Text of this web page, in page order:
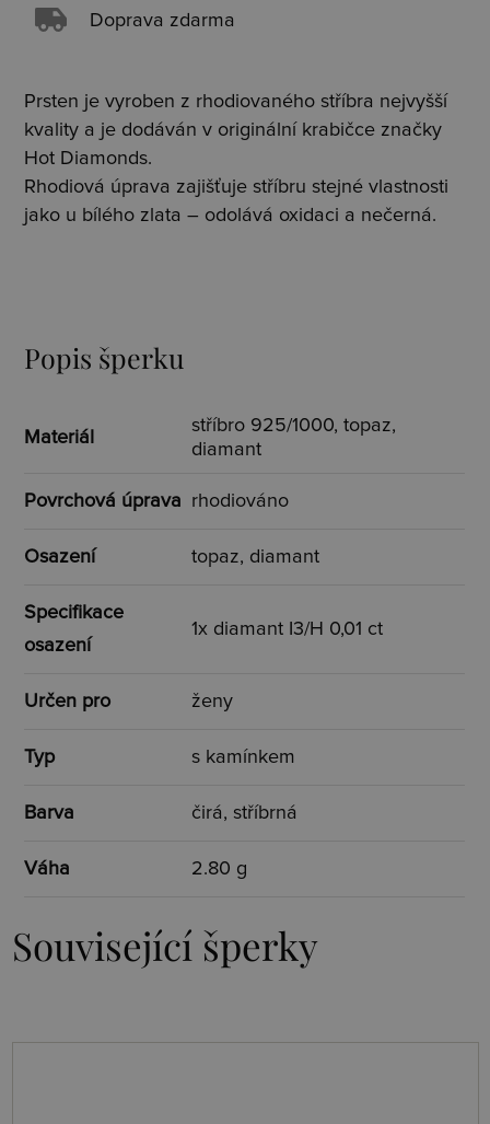
Doprava zdarma
Prsten je vyroben z rhodiovaného stříbra nejvyšší
kvality a je dodáván v originální krabičce značky
Hot Diamonds.
Rhodiová úprava zajišťuje stříbru stejné vlastnosti
jako u bílého zlata – odolává oxidaci a nečerná.
Popis šperku
Materiál
stříbro 925/1000, topaz,
diamant
Povrchová úprava rhodiováno
Osazení topaz, diamant
Specifikace
osazení
1x diamant I3/H 0,01 ct
Určen pro ženy
Typ s kamínkem
Barva čirá, stříbrná
Váha 2.80 g
Související šperky